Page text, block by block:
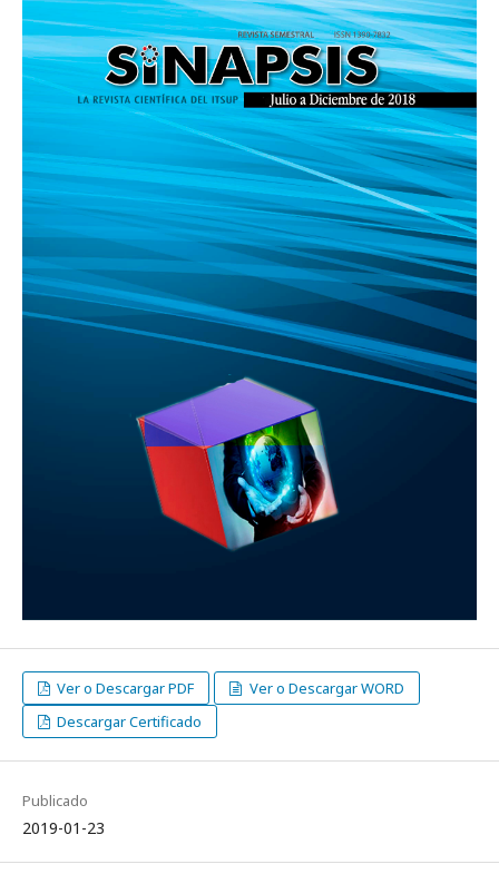
Ver o Descargar PDF
Ver o Descargar WORD
Descargar Certificado
Publicado
2019-01-23